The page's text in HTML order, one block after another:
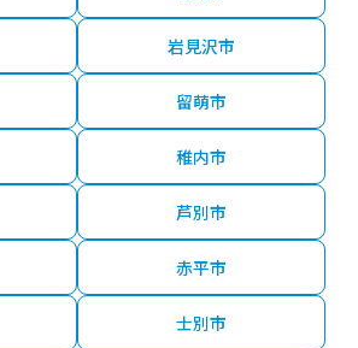
岩見沢市
留萌市
稚内市
芦別市
赤平市
士別市